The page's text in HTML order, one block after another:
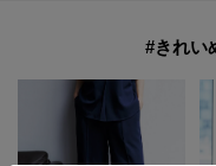
#きれい